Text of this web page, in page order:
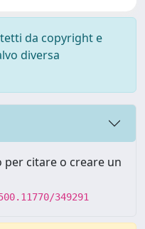
da copyright e
diversa
citare o creare un
349291